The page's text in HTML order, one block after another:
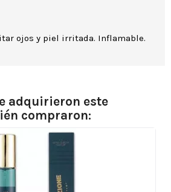
ojos y piel irritada. Inflamable.
adquirieron este
compraron: